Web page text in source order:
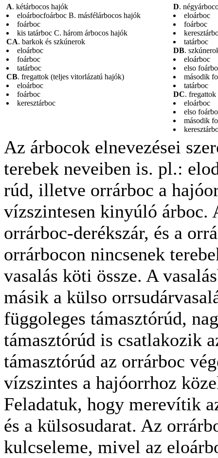
A. kétárbocos hajók
eloárbocfoárboc B. másfélárbocos hajók
foárboc
kis tatárboc C. három árbocos hajók
CA. barkok és szkúnerok
eloárboc
foárboc
tatárboc
CB. fregattok (teljes vitorlázatú hajók)
eloárboc
foárboc
keresztárboc
D.
eloárboc
foárboc
tatárboc
DB.
eloárboc
elso
második
tatárboc
DC. fregattok
eloárboc
elso
második
Az árbocok elnevezései
terebek neveiben is. pl.:
rúd, illetve orrárboc a
vízszintesen kinyúló árboc.
orrárboc-derékszár, és a
orrárbocon nincsenek
vasalás köti össze. A
másik a külso
függoleges támasztórúd,
támasztórúd is csatlakozik
támasztórúd az orrárboc
vízszintes a hajóorrhoz
Feladatuk, hogy merevítik
és a külsosudarat. Az
kulcseleme, mivel az